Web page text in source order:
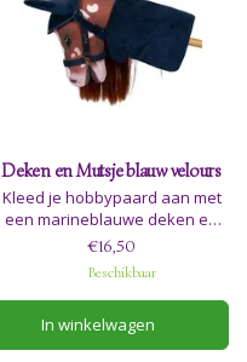
Deken en Mutsje blauw velours
Kleed je hobbypaard aan met
een marineblauwe deken en
een knus mutsje, en geniet van
hoe ze hem zowel warm als
stijlvol houden, of hij nu buiten
in de tuin staat of veilig
opgeborgen in zijn stal of
hobbybox.
€16,50
Beschikbaar
In winkelwagen